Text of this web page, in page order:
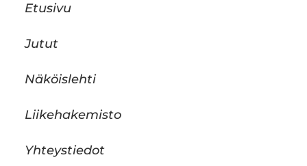
Etusivu
Jutut
Näköislehti
Liikehakemisto
Yhteystiedot